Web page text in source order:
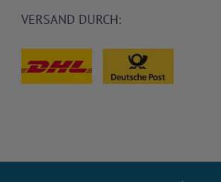
VERSAND DURCH: